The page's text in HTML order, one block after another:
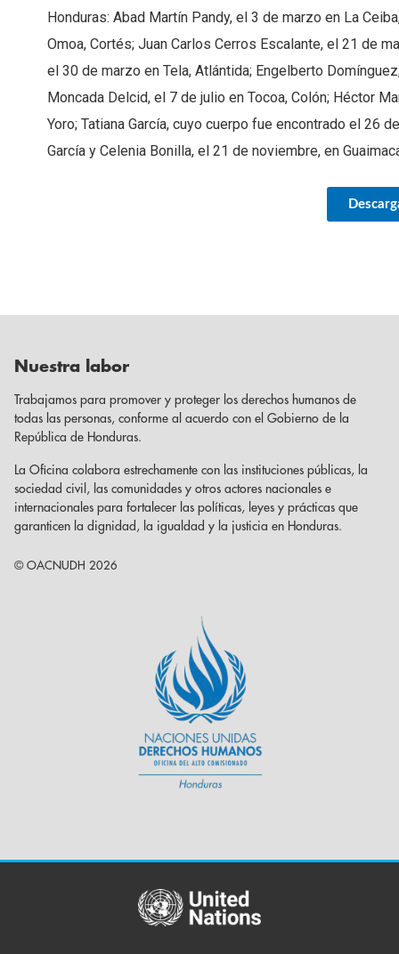
Honduras: Abad Martín Pandy, el 3 de marzo en La
Omoa, Cortés; Juan Carlos Cerros Escalante, el 21 de
el 30 de marzo en Tela, Atlántida; Engelberto
Moncada Delcid, el 7 de julio en Tocoa, Colón; Héctor
Yoro; Tatiana García, cuyo cuerpo fue encontrado el 26
García y Celenia Bonilla, el 21 de noviembre, en
Nuestra labor
Trabajamos para promover y proteger los derechos humanos de
todas las personas, conforme al acuerdo con el Gobierno de la
República de Honduras.
La Oficina colabora estrechamente con las instituciones públicas, la
sociedad civil, las comunidades y otros actores nacionales e
internacionales para fortalecer las políticas, leyes y prácticas que
garanticen la dignidad, la igualdad y la justicia en Honduras.
© OACNUDH 2026